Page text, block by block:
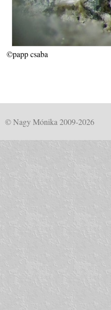
©papp csaba
© Nagy Mónika 2009-2026